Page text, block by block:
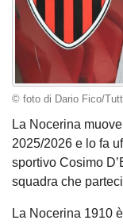
© foto di Dario Fico/
La Nocerina
2025/2026 e lo fa
sportivo Cosimo
squadra che
La Nocerina 1910